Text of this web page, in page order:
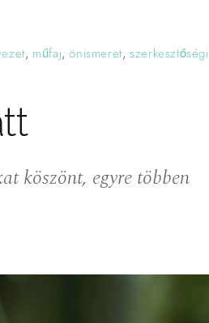
, műfaj,önismeret,
köszönt, egyre többen